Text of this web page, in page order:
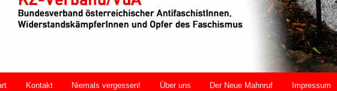
Kontakt Niemals vergessen! Über uns Der Neue Mahnruf Impressum